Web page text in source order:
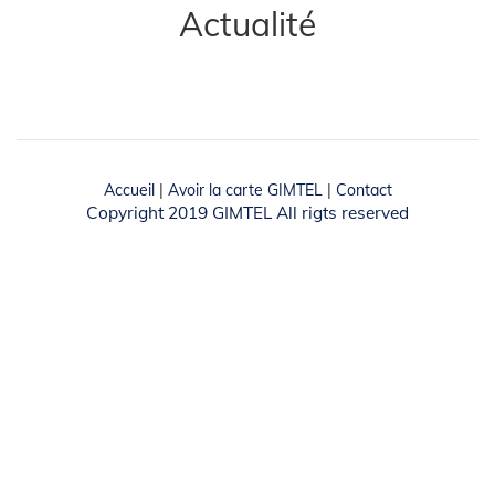
Actualité
Accueil| Avoir la carte GIMTEL| Contact
Copyright 2019 GIMTEL All rigts reserved